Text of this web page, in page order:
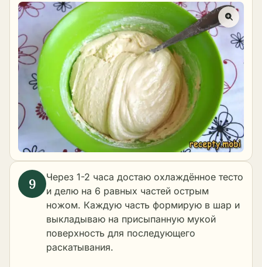
Через 1-2 часа достаю охлаждённое тесто
и делю на 6 равных частей острым
ножом. Каждую часть формирую в шар и
выкладываю на присыпанную мукой
поверхность для последующего
раскатывания.